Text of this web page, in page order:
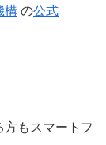
構 の公式
もスマートフ